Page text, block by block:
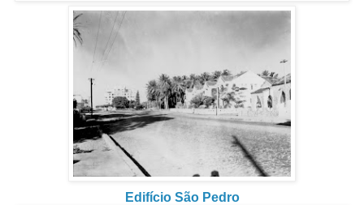
Edifício São Pedro